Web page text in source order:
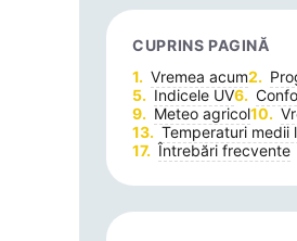
CUPRINS PAGINĂ
Vremea acum
Indicele UV
Meteo agricol
Temperaturi medii
Întrebări frecvente